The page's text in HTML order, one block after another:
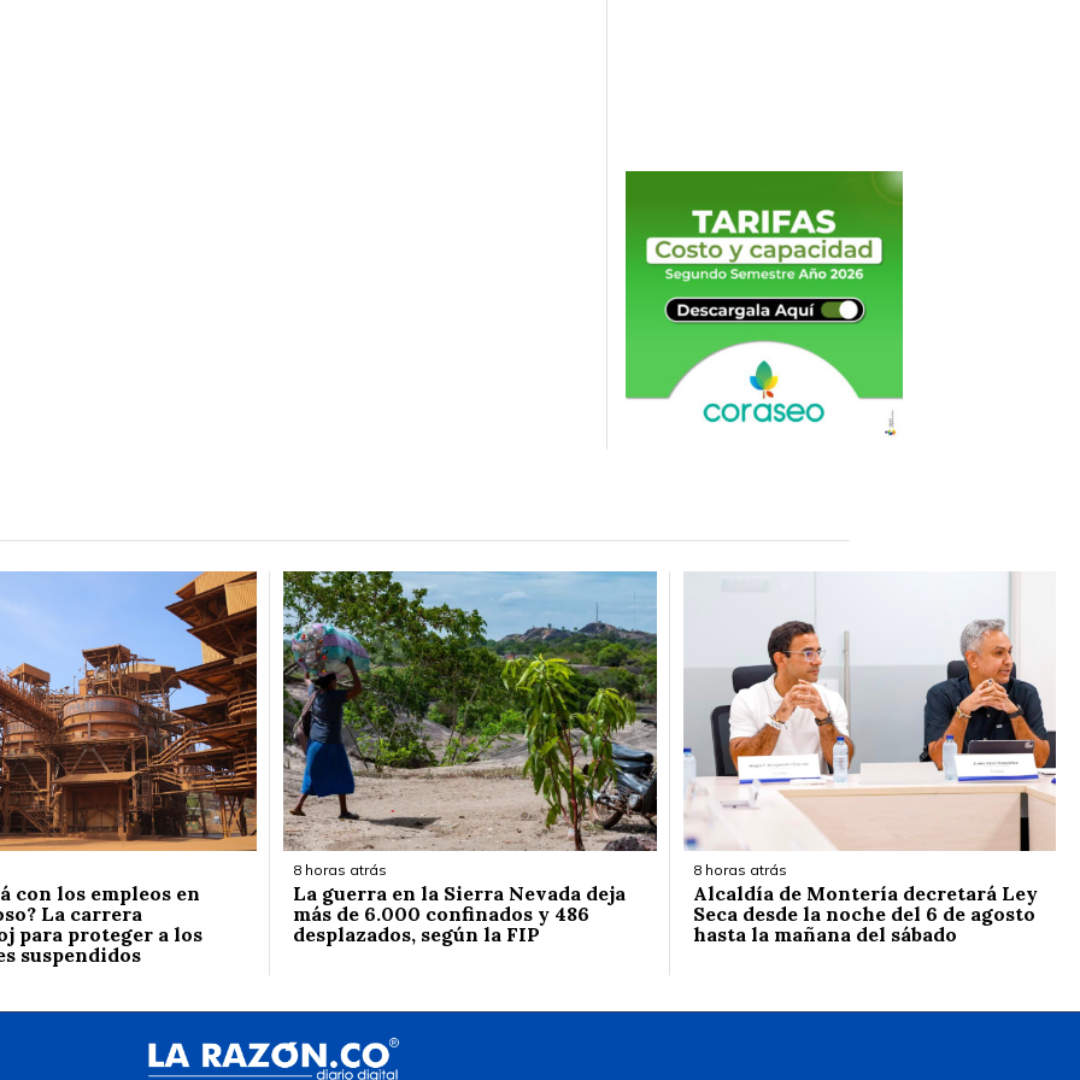
con los empleos en
La carrera
para proteger a los
suspendidos
8 horas atrás
La guerra en la Sierra Nevada deja
más de 6.000 confinados y 486
desplazados, según la FIP
8 horas atrás
Alcaldía de Montería decretará Ley
Seca desde la noche del 6 de agosto
hasta la mañana del sábado